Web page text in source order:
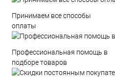
Принимаем все способы
оплаты
Профессиональная помощь в
подборе товаров